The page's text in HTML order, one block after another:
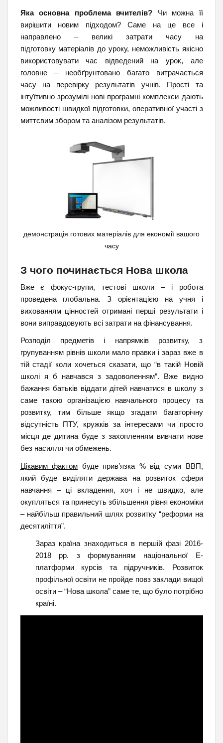
Яка основна проблема вчителів? Чи можна її
вирішити новим підходом? Саме на це все і
направлено – великі затрати часу на
підготовку матеріалів до уроку, неможливість якісно
використовувати час відведений на урок, але
головне – необґрунтовано багато витрачається
часу на перевірку результатів учнів. Прості та
інтуїтивно зрозумілі нові програмні комплекси дають
можливості швидкої підготовки, оперативної участі з
миттєвим збором та аналізом результатів.
демонстрація готових матеріалів для економії вашого
часу
З чого починається Нова школа
Вже є фокус-групи, тестові школи – і робота
проведена глобальна. З орієнтацією на учня і
вихованням цінностей отримані перші результати і
вони виправдовують всі затрати на фінансування.
Розподіл предметів і напрямків розвитку, з
групуванням рівнів школи мало правки і зараз вже в
тій стадії коли хочеться сказати, що “в такій Новій
школі я б навчався з задоволенням”. Вже видно
бажання батьків віддати дітей навчатися в школу з
саме такою організацією навчального процесу та
розвитку, тим більше якщо згадати багаторічну
відсутність ПТУ, кружків за інтересами чи просто
місця де дитина буде з захопленням вивчати нове
без насилля чи обмежень.
Цікавим фактом буде прив’язка % від суми ВВП,
який буде виділяти держава на розвиток сфери
навчання – ці вкладення, хоч і не швидко, але
окупляться та принесуть збільшення рівня економіки
– найбільш правильний шлях розвитку “реформи на
десятиліття”.
Зараз країна знаходиться в першій фазі 2016-
2018 рр. з формуванням національної Е-
платформи курсів та підручників. Розвиток
профільної освіти не пройде повз заклади вищої
освіти – “Нова школа” саме те, що було потрібно
країні.